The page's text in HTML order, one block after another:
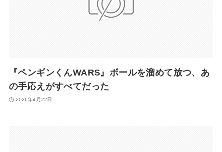
『ペンギンくんWARS』ボールを溜めて放つ、あ
の手応えがすべてだった
2026年4月22日